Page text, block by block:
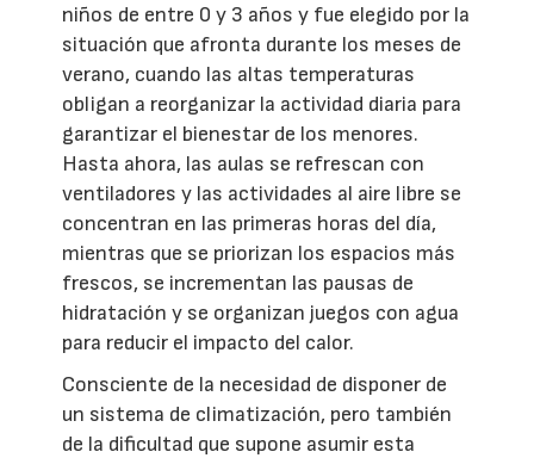
niños de entre 0 y 3 años y fue elegido por la
situación que afronta durante los meses de
verano, cuando las altas temperaturas
obligan a reorganizar la actividad diaria para
garantizar el bienestar de los menores.
Hasta ahora, las aulas se refrescan con
ventiladores y las actividades al aire libre se
concentran en las primeras horas del día,
mientras que se priorizan los espacios más
frescos, se incrementan las pausas de
hidratación y se organizan juegos con agua
para reducir el impacto del calor.
Consciente de la necesidad de disponer de
un sistema de climatización, pero también
de la dificultad que supone asumir esta